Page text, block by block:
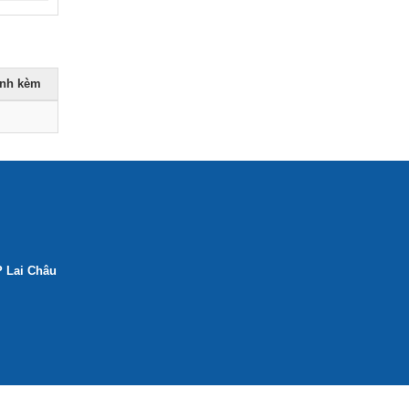
kèm
Lai Châu